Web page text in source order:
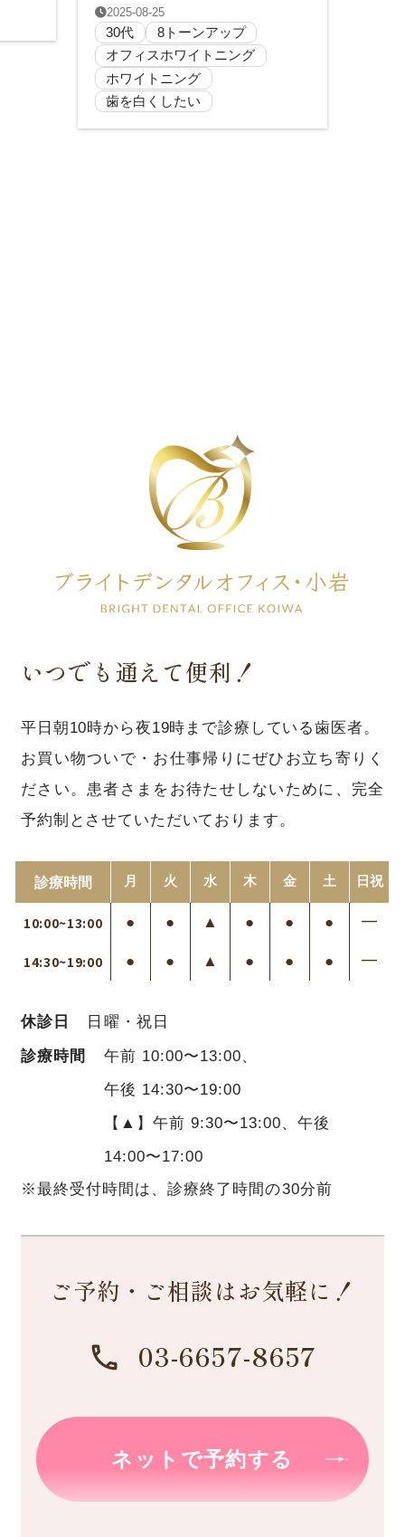
2025-08-25
30代
8トーンアップ
オフィスホワイトニング
ホワイトニング
歯を白くしたい
いつでも通えて便利！
平日朝10時から夜19時まで診療している歯医者。
お買い物ついで・お仕事帰りにぜひお立ち寄りく
ださい。 患者さまをお待たせしないために、完全
予約制とさせていただいております。
診療時間 月 火 水 木 金 土 日祝
10:00~13:00 ● ● ▲ ● ● ● ━
14:30~19:00 ● ● ▲ ● ● ● ━
休診日
日曜・祝日
診療時間
午前 10:00〜13:00、
午後 14:30〜19:00
【▲】午前 9:30〜13:00、午後
14:00〜17:00
※最終受付時間は、診療終了時間の30分前
ご予約・ご相談はお気軽に！
03-6657-8657
ネットで予約する